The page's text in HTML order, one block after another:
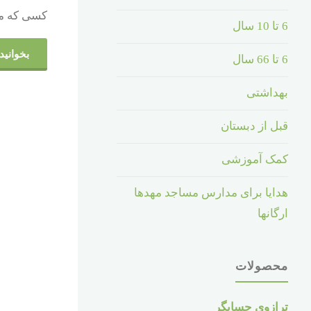
کسی که
6 تا 10 سال
6 تا 66 سال
بهداشتی
قبل از دبستان
کمک آموزشی
هدایا برای مدارس مساجد مهدها
ارگانها
محصولات
ترازوی حسابگر